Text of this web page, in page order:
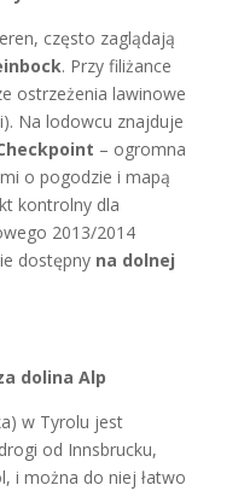
często zaglądają
. Przy filiżance
ostrzeżenia lawinowe
Na lodowcu znajduje
– ogromna
o pogodzie i mapą
kontrolny dla
2013/2014
dostępny na dolnej
dolina Alp
w Tyrolu jest
od Innsbrucku,
i można do niej łatwo